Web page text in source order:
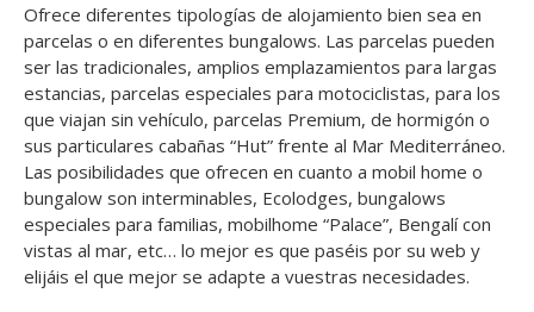
Ofrece diferentes tipologías de alojamiento bien sea en
parcelas o en diferentes bungalows. Las parcelas pueden
ser las tradicionales, amplios emplazamientos para largas
estancias, parcelas especiales para motociclistas, para los
que viajan sin vehículo, parcelas Premium, de hormigón o
sus particulares cabañas “Hut” frente al Mar Mediterráneo.
Las posibilidades que ofrecen en cuanto a mobil home o
bungalow son interminables, Ecolodges, bungalows
especiales para familias, mobilhome “Palace”, Bengalí con
vistas al mar, etc… lo mejor es que paséis por su web y
elijáis el que mejor se adapte a vuestras necesidades.